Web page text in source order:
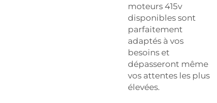
moteurs 415v
disponibles sont
parfaitement
adaptés à vos
besoins et
dépasseront même
vos attentes les plus
élevées.